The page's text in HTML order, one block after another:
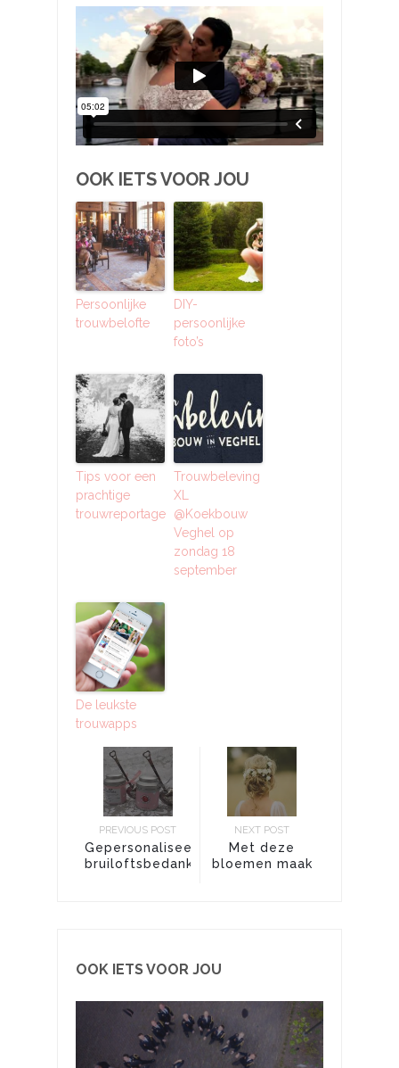
OOK IETS VOOR JOU
Persoonlijke
trouwbelofte
DIY-
persoonlijke
foto’s
Tips voor een
prachtige
trouwreportage
Trouwbeleving
XL
@Koekbouw
Veghel op
zondag 18
september
De leukste
trouwapps
PREVIOUS POST
Gepersonaliseerde
bruiloftsbedankjes,
NEXT POST
Met deze
bloemen maak
OOK IETS VOOR JOU